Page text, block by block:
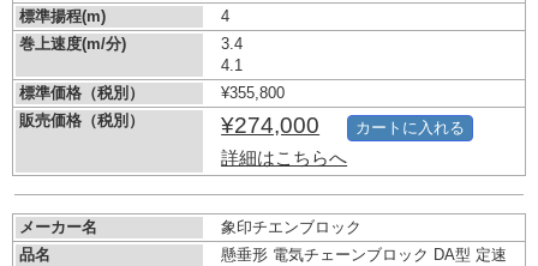
標準揚程(m)
4
巻上速度(m/分)
3.4
4.1
標準価格（税別）
¥355,800
販売価格（税別）
¥274,000
詳細はこちらへ
カートに入れる
メーカー名
象印チエンブロック
品名
懸垂形 電気チェーンブロック DA型 定速